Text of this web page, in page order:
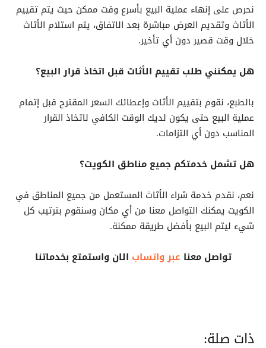
نحرص على إنهاء عملية البيع بأسرع وقت ممكن حيث يتم تقييم
الأثاث وتقديم العرض مباشرة بعد الاتفاق، يتم استلام الأثاث
خلال وقت قصير دون أي تأخير.
هل يمكنني طلب تقييم الأثاث قبل اتخاذ قرار البيع؟
بالطبع، نقوم بتقييم الأثاث وإعطائك السعر المقترح قبل إتمام
عملية البيع حتى يكون لديك الوقت الكافي لاتخاذ القرار
المناسب دون أي التزامات.
هل تشمل خدمتكم جميع مناطق الكويت؟
نعم، نقدم خدمة شراء الأثاث المستعمل من جميع المناطق في
الكويت يمكنك التواصل معنا من أي مكان وسنقوم بترتيب كل
شيء ليتم البيع بأفضل طريقة ممكنة.
تواصل معنا عبر واتساب الان واستمتع بخدماتنا
ذات صلة: